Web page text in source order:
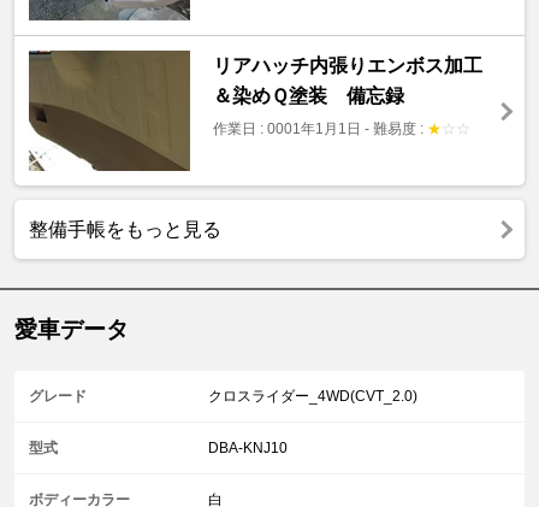
リアハッチ内張りエンボス加工
＆染めＱ塗装 備忘録
作業日 : 0001年1月1日 - 難易度 : ★ ☆ ☆
整備手帳をもっと見る
愛車データ
グレード クロスライダー_4WD(CVT_2.0)
型式 DBA-KNJ10
ボディーカラー 白